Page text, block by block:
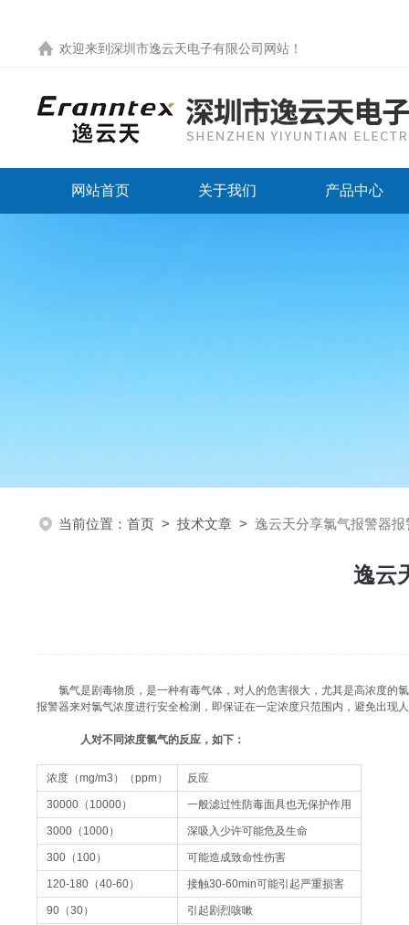
欢迎来到 深圳市逸云天电子有限公司网站 ！
网站首页 关于我们 产品中心
当前位置： 首页 > 技术文章 > 逸云天分享氯气报警器
逸云
氯气是剧毒物质，是一种有毒气体，对人的危害很大，尤其是高浓度的
报警器来对氯气浓度进行安全检测，即保证在一定浓度只范围内，避免出
人对不同浓度氯气的反应，如下：
浓度（mg/m3）（ppm） 反应
30000（10000） 一般滤过性防毒面具也无保护作用
3000（1000） 深吸入少许可能危及生命
300（100） 可能造成致命性伤害
120-180（40-60） 接触30-60min可能引起严重损害
90（30） 引起剧烈咳嗽